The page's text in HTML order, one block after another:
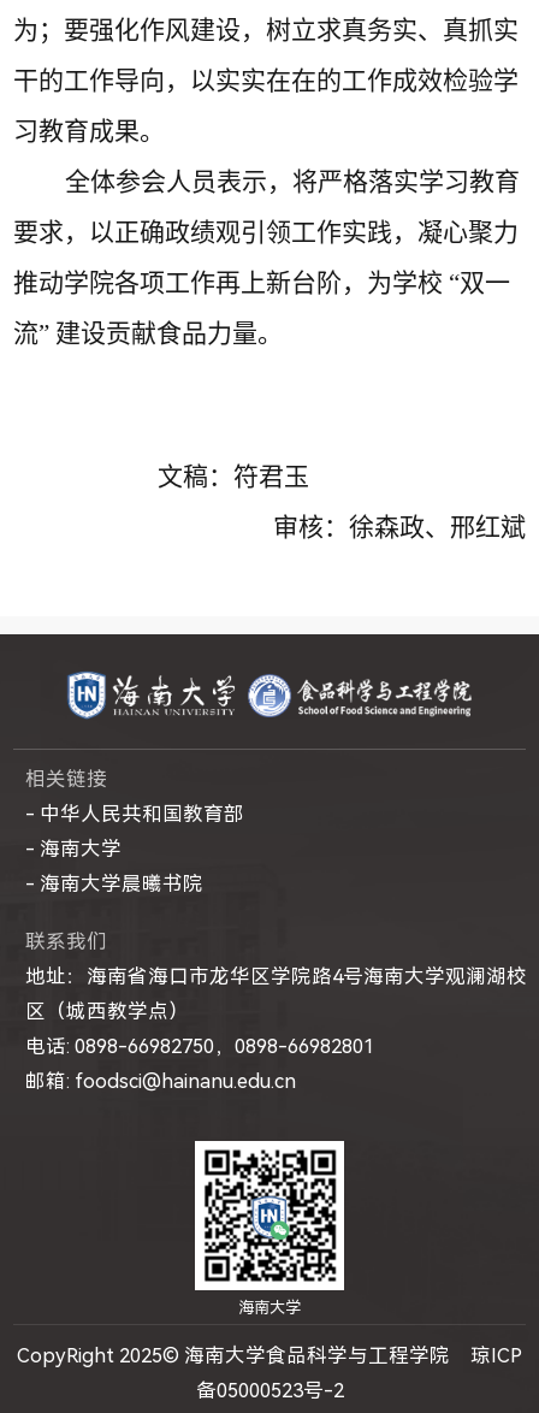
为；要强化作风建设，树立求真务实、真抓实
干的工作导向，以实实在在的工作成效检验学
习教育成果。
全体参会人员表示，将严格落实学习教育
要求，以正确政绩观引领工作实践，凝心聚力
推动学院各项工作再上新台阶，为学校 “双一
流” 建设贡献食品力量。
文稿：符君玉
审核：徐森政、邢红斌
相关链接
- 中华人民共和国教育部
- 海南大学
- 海南大学晨曦书院
联系我们
地址：海南省海口市龙华区学院路4号海南大学观澜湖校
区（城西教学点）
电话: 0898-66982750，0898-66982801
邮箱: foodsci@hainanu.edu.cn
海南大学
CopyRight 2025© 海南大学食品科学与工程学院 琼ICP
备05000523号-2